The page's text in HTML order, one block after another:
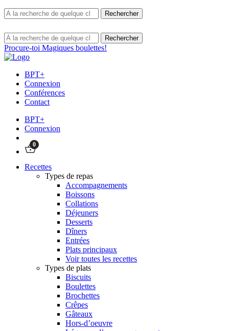
Procure-toi Magiques boulettes!
BPT+
Connexion
Conférences
Contact
BPT+
Connexion
0
Recettes
Types de repas
Accompagnements
Boissons
Collations
Déjeuners
Desserts
Dîners
Entrées
Plats principaux
Voir toutes les recettes
Types de plats
Biscuits
Boulettes
Brochettes
Crêpes
Gâteaux
Hors-d’oeuvre